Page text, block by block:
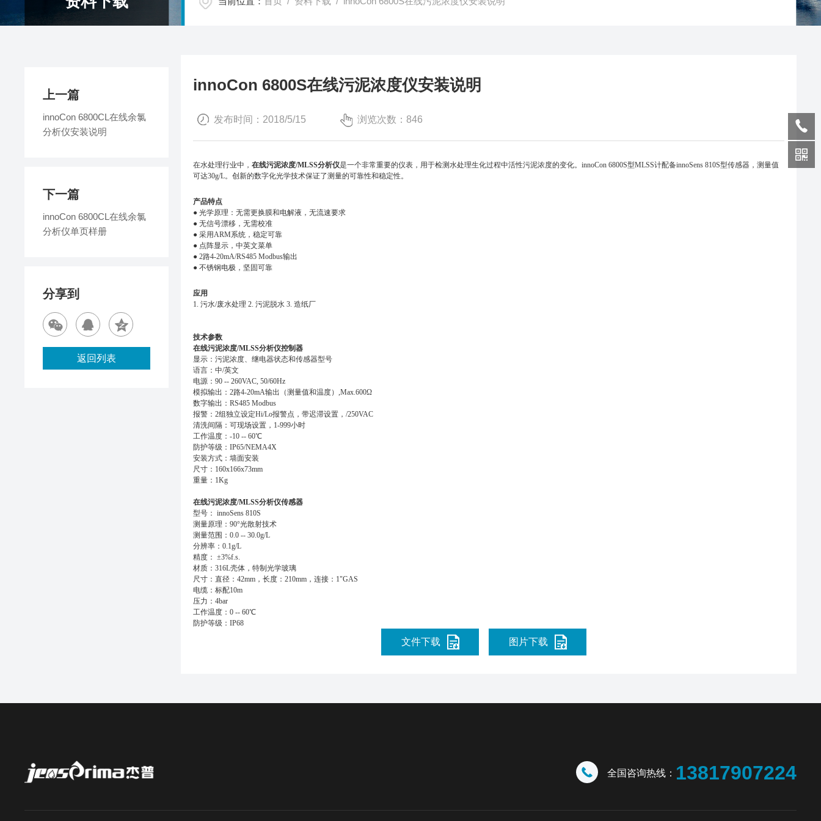
innoCon 6800S在线污泥浓度仪安装说明
发布时间：2018/5/15 浏览次数：846
在水处理行业中，在线污泥浓度/MLSS分析仪是一个非常重要的仪表，用于检测水处理生化过程中活性污泥浓度的变化。innoCon 6800S型MLSS计配备innoSens 810S型传感器，测量值
可达30g/L。创新的数字化光学技术保证了测量的可靠性和稳定性。
产品特点
● 光学原理：无需更换膜和电解液，无流速要求
● 无信号漂移，无需校准
● 采用ARM系统，稳定可靠
● 点阵显示，中英文菜单
● 2路4-20mA/RS485 Modbus输出
● 不锈钢电极，坚固可靠
应用
1. 污水/废水处理 2. 污泥脱水 3. 造纸厂
技术参数
在线污泥浓度/MLSS分析仪控制器
显示：污泥浓度、继电器状态和传感器型号
语言：中/英文
电源：90 -- 260VAC, 50/60Hz
模拟输出：2路4-20mA输出（测量值和温度）,Max.600Ω
数字输出：RS485 Modbus
报警：2组独立设定Hi/Lo报警点，带迟滞设置，/250VAC
清洗间隔：可现场设置，1-999小时
工作温度：-10 -- 60℃
防护等级：IP65/NEMA4X
安装方式：墙面安装
尺寸：160x166x73mm
重量：1Kg
在线污泥浓度/MLSS分析仪传感器
型号： innoSens 810S
测量原理：90°光散射技术
测量范围：0.0 -- 30.0g/L
分辨率：0.1g/L
精度： ±3%f.s.
材质：316L壳体，特制光学玻璃
尺寸：直径：42mm，长度：210mm，连接：1"GAS
电缆：标配10m
压力：4bar
工作温度：0 -- 60℃
防护等级：IP68
文件下载 图片下载
上一篇
innoCon 6800CL在线余氯
分析仪安装说明
下一篇
innoCon 6800CL在线余氯
分析仪单页样册
分享到
返回列表
全国咨询热线： 13817907224